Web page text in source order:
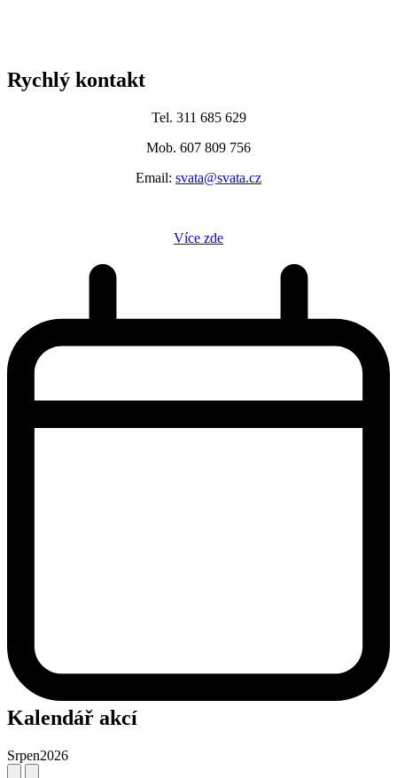
Rychlý kontakt
Tel. 311 685 629
Mob. 607 809 756
Email: svata@svata.cz
Více zde
Kalendář akcí
Srpen2026